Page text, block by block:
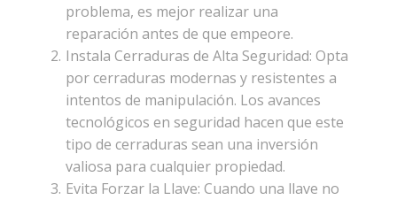
problema, es mejor realizar una
reparación antes de que empeore.
Instala Cerraduras de Alta Seguridad: Opta
por cerraduras modernas y resistentes a
intentos de manipulación. Los avances
tecnológicos en seguridad hacen que este
tipo de cerraduras sean una inversión
valiosa para cualquier propiedad.
Evita Forzar la Llave: Cuando una llave no